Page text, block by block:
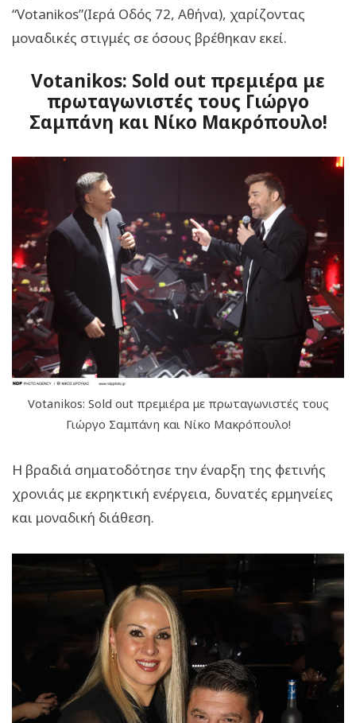
“Votanikos”(Ιερά Οδός 72, Αθήνα), χαρίζοντας
μοναδικές στιγμές σε όσους βρέθηκαν εκεί.
Votanikos: Sold out πρεμιέρα με
πρωταγωνιστές τους Γιώργο
Σαμπάνη και Νίκο Μακρόπουλο!
Votanikos: Sold out πρεμιέρα με πρωταγωνιστές τους
Γιώργο Σαμπάνη και Νίκο Μακρόπουλο!
Η βραδιά σηματοδότησε την έναρξη της φετινής
χρονιάς με εκρηκτική ενέργεια, δυνατές ερμηνείες
και μοναδική διάθεση.